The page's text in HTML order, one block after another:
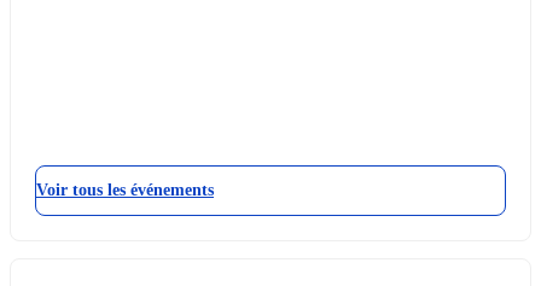
Voir tous les événements